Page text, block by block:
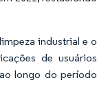
industrial e o
de usuários
longo do período